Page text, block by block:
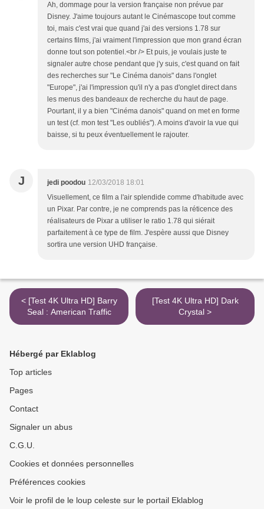
Ah, dommage pour la version française non prévue par
Disney. J'aime toujours autant le Cinémascope tout comme
toi, mais c'est vrai que quand j'ai des versions 1.78 sur
certains films, j'ai vraiment l'impression que mon grand écran
donne tout son potentiel.<br /> Et puis, je voulais juste te
signaler autre chose pendant que j'y suis, c'est quand on fait
des recherches sur "Le Cinéma danois" dans l'onglet
"Europe", j'ai l'impression qu'il n'y a pas d'onglet direct dans
les menus des bandeaux de recherche du haut de page.
Pourtant, il y a bien "Cinéma danois" quand on met en forme
un test (cf. mon test "Les oubliés"). A moins d'avoir la vue qui
baisse, si tu peux éventuellement le rajouter.
J jedi poodou 12/03/2018 18:01
Visuellement, ce film a l'air splendide comme d'habitude avec
un Pixar. Par contre, je ne comprends pas la réticence des
réalisateurs de Pixar a utiliser le ratio 1.78 qui siérait
parfaitement à ce type de film. J'espère aussi que Disney
sortira une version UHD française.
< [Test 4K Ultra HD] Barry
Seal : American Traffic
[Test 4K Ultra HD] Dark
Crystal >
Hébergé par Eklablog
Top articles
Pages
Contact
Signaler un abus
C.G.U.
Cookies et données personnelles
Préférences cookies
Voir le profil de le loup celeste sur le portail Eklablog